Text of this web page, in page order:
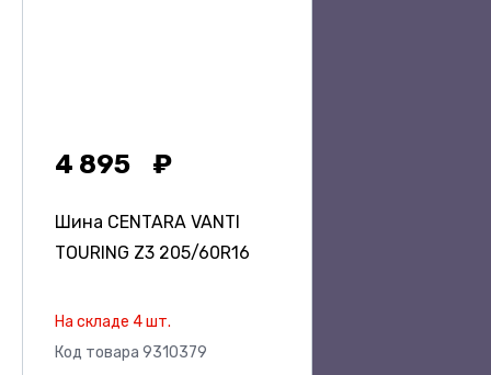
4 895
Шина CENTARA VANTI
TOURING Z3 205/60R16
На складе 4 шт.
Код товара 9310379